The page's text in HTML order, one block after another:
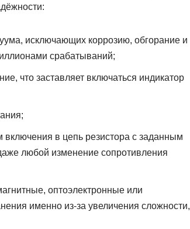
исключающих коррозию, обгорание и
срабатываний;
что заставляет включаться индикатор
в цепь резистора с заданным
любой изменение сопротивления
оптоэлектронные или
именно из-за увеличения сложности,